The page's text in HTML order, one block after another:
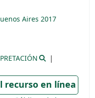
Aires 2017
recurso en línea